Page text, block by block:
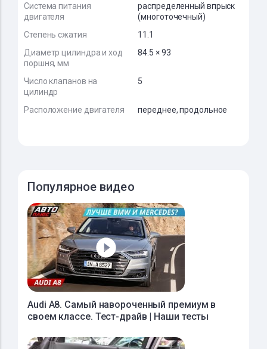
Система питания
двигателя
распределенный впрыск
(многоточечный)
Степень сжатия
11.1
Диаметр цилиндра и ход
поршня, мм
84.5 × 93
Число клапанов на
цилиндр
5
Расположение двигателя переднее, продольное
Популярное видео
Audi A8. Самый навороченный премиум в
своем классе. Тест-драйв | Наши тесты